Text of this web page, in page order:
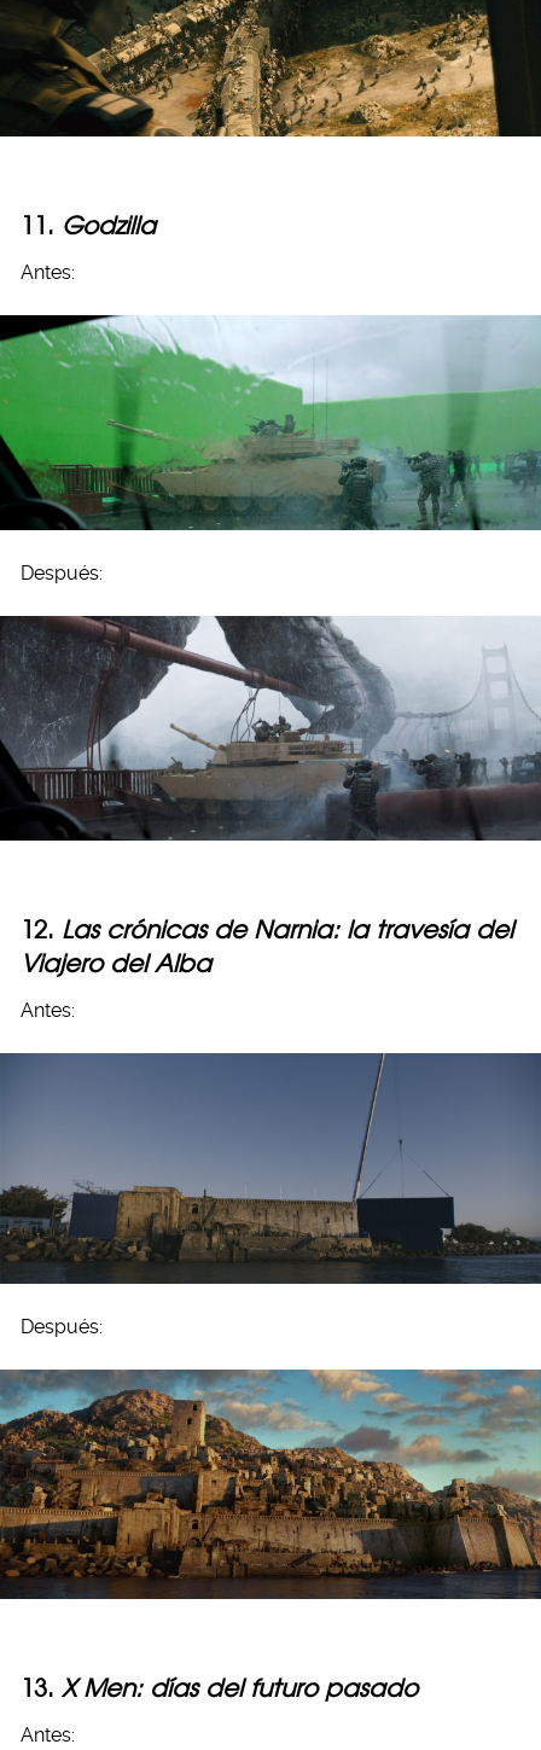
11. Godzilla
Antes:
Después:
12. Las crónicas de Narnia: la travesía del
Viajero del Alba
Antes:
Después:
13. X Men: días del futuro pasado
Antes: